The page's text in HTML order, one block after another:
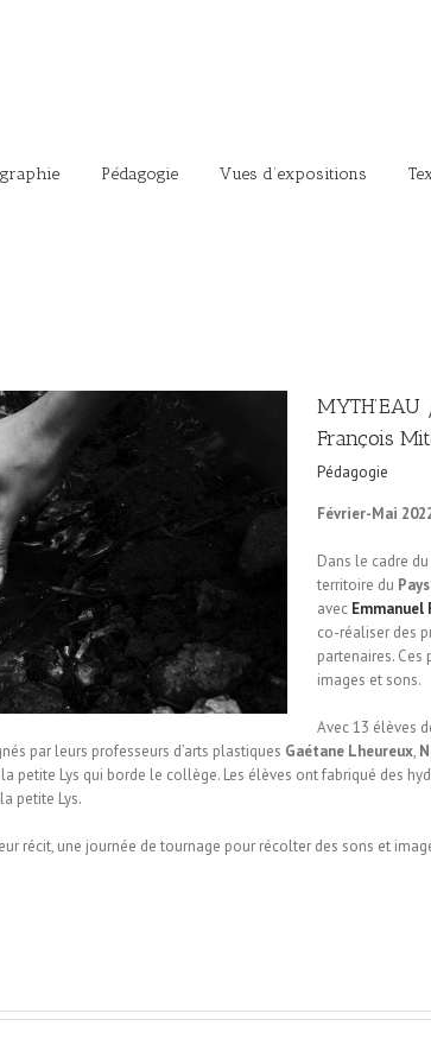
Pédagogie Vues d’expositions
François
Pédagogie
Février-Mai
Dans le cadre du
territoire du
avec Emmanuel
co-réaliser des
partenaires.
images et sons.
Avec 13 élèves
par leurs professeurs d’arts plastiques Gaétane Lheureux,
petite Lys qui borde le collège. Les élèves ont fabriqué des
petite Lys.
récit, une journée de tournage pour récolter des sons et